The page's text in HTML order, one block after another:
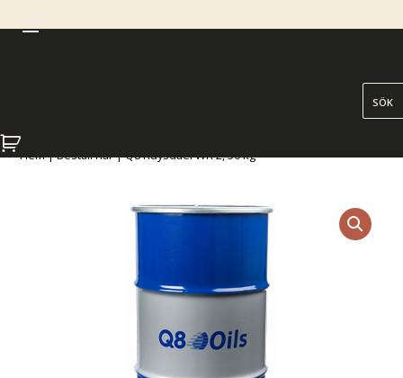
Hem|Beställ här| Q8 Ruysdael WR 2, 50 kg